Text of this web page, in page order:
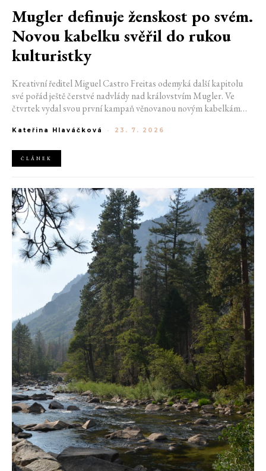
Mugler definuje ženskost po svém.
Novou kabelku svěřil do rukou
kulturistky
Kreativní ředitel Miguel Castro Freitas odemyká další kapitolu
své pořád ještě čerstvé nadvlády nad královstvím Mugler. Ve
čtvrtek vydal svou první kampaň věnovanou novým kabelkám
do módního domu dorazil. Umně mísí výrazy minulosti a dávných
Kateřina Hlaváčková - 23. 7. 2026
ČLÁNEK